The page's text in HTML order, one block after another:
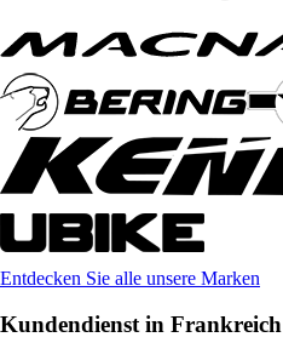
Entdecken Sie alle unsere Marken
Kundendienst in Frankreich